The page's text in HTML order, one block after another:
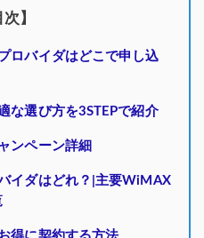
次】
ロバイダはどこで申し込
な選び方を3STEPで紹介
ンペーン詳細
イダはどれ？|主要WiMAX